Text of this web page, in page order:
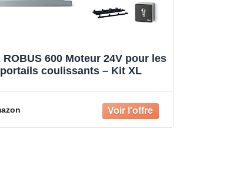
ROBUS 600 Moteur 24V pour les
portails coulissants – Kit XL